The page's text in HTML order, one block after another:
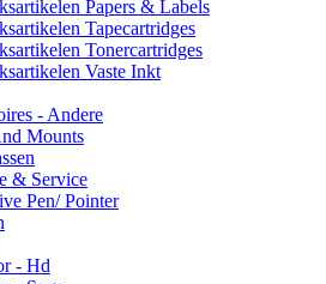
Papers & Labels
Tapecartridges
Tonercartridges
Vaste Inkt
- Andere
Mounts
& Service
Pen/ Pointer
- Hd